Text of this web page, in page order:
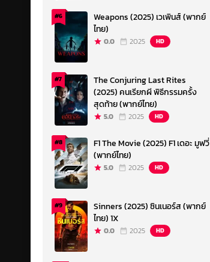
#6
Weapons (2025) เวเพินส์ (พากย์
ไทย)
0.0 2025 HD
#7
The Conjuring Last Rites
(2025) คนเรียกผี พิธีกรรมครั้ง
สุดท้าย (พากย์ไทย)
5.0 2025 HD
#8
F1 The Movie (2025) F1 เดอะ มูฟวี่
(พากย์ไทย)
5.0 2025 HD
#9
Sinners (2025) ซินเนอร์ส (พากย์
ไทย) 1X
0.0 2025 HD